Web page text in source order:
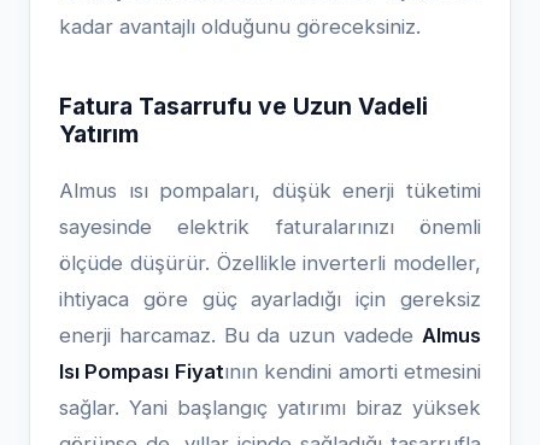
kadar avantajlı olduğunu göreceksiniz.
Fatura Tasarrufu ve Uzun Vadeli
Yatırım
Almus ısı pompaları, düşük enerji tüketimi
sayesinde elektrik faturalarınızı önemli
ölçüde düşürür. Özellikle inverterli modeller,
ihtiyaca göre güç ayarladığı için gereksiz
enerji harcamaz. Bu da uzun vadede Almus
Isı Pompası Fiyatının kendini amorti etmesini
sağlar. Yani başlangıç yatırımı biraz yüksek